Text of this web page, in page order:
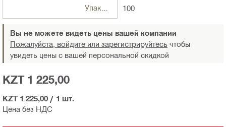
Упаковка 100
Вы не можете видеть цены вашей компании
Пожалуйста, войдите или зарегистрируйтесь чтобы
увидеть цены с вашей персональной скидкой
Цена без НДС
KZT 1 225,00
KZT 1 225,00 / 1 шт.